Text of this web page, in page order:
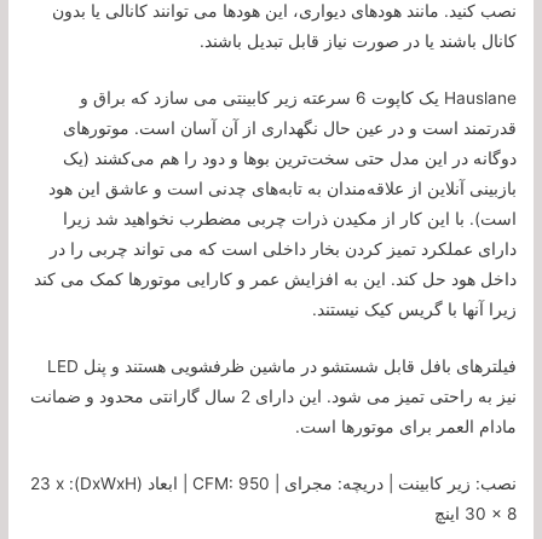
نصب کنید. مانند هودهای دیواری، این هودها می توانند کانالی یا بدون
کانال باشند یا در صورت نیاز قابل تبدیل باشند.
Hauslane یک کاپوت 6 سرعته زیر کابینتی می سازد که براق و
قدرتمند است و در عین حال نگهداری از آن آسان است. موتورهای
دوگانه در این مدل حتی سخت‌ترین بوها و دود را هم می‌کشند (یک
بازبینی آنلاین از علاقه‌مندان به تابه‌های چدنی است و عاشق این هود
است). با این کار از مکیدن ذرات چربی مضطرب نخواهید شد زیرا
دارای عملکرد تمیز کردن بخار داخلی است که می تواند چربی را در
داخل هود حل کند. این به افزایش عمر و کارایی موتورها کمک می کند
زیرا آنها با گریس کیک نیستند.
فیلترهای بافل قابل شستشو در ماشین ظرفشویی هستند و پنل LED
نیز به راحتی تمیز می شود. این دارای 2 سال گارانتی محدود و ضمانت
مادام العمر برای موتورها است.
نصب: زیر کابینت | دریچه: مجرای | CFM: 950 | ابعاد (DxWxH): 23 x
30 x 8 اینچ